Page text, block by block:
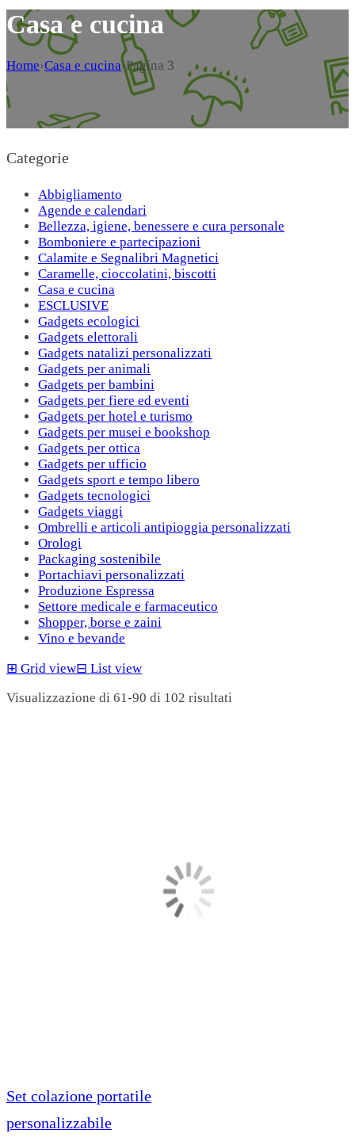
Casa e cucina
Home›Casa e cucina›Pagina 3
Categorie
Abbigliamento
Agende e calendari
Bellezza, igiene, benessere e cura personale
Bomboniere e partecipazioni
Calamite e Segnalibri Magnetici
Caramelle, cioccolatini, biscotti
Casa e cucina
ESCLUSIVE
Gadgets ecologici
Gadgets elettorali
Gadgets natalizi personalizzati
Gadgets per animali
Gadgets per bambini
Gadgets per fiere ed eventi
Gadgets per hotel e turismo
Gadgets per musei e bookshop
Gadgets per ottica
Gadgets per ufficio
Gadgets sport e tempo libero
Gadgets tecnologici
Gadgets viaggi
Ombrelli e articoli antipioggia personalizzati
Orologi
Packaging sostenibile
Portachiavi personalizzati
Produzione Espressa
Settore medicale e farmaceutico
Shopper, borse e zaini
Vino e bevande
⊞ Grid view⊟ List view
Visualizzazione di 61-90 di 102 risultati
Set colazione portatile
personalizzabile